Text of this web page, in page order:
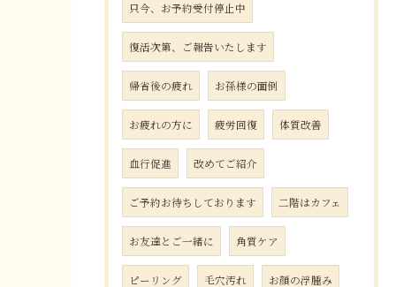
只今、お予約受付停止中
復活次第、ご報告いたします
帰省後の疲れ お孫様の面倒
お疲れの方に 疲労回復 体質改善
血行促進 改めてご紹介
ご予約お待ちしております 二階はカフェ
お友達とご一緒に 角質ケア
ピーリング 毛穴汚れ お顔の浮腫み